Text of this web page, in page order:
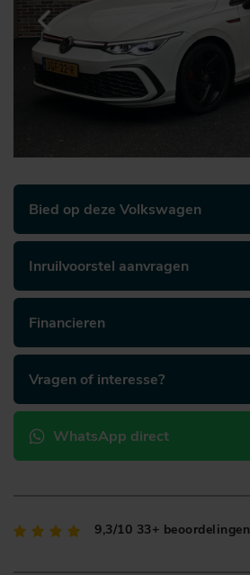
Bied op deze Volkswagen
Inruilvoorstel aanvragen
Financieren
Vragen of interesse?
WhatsApp direct
9,3/10 33+ beoordelingen